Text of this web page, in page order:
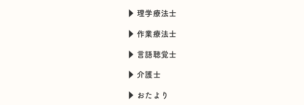
理学療法士
作業療法士
言語聴覚士
介護士
おたより